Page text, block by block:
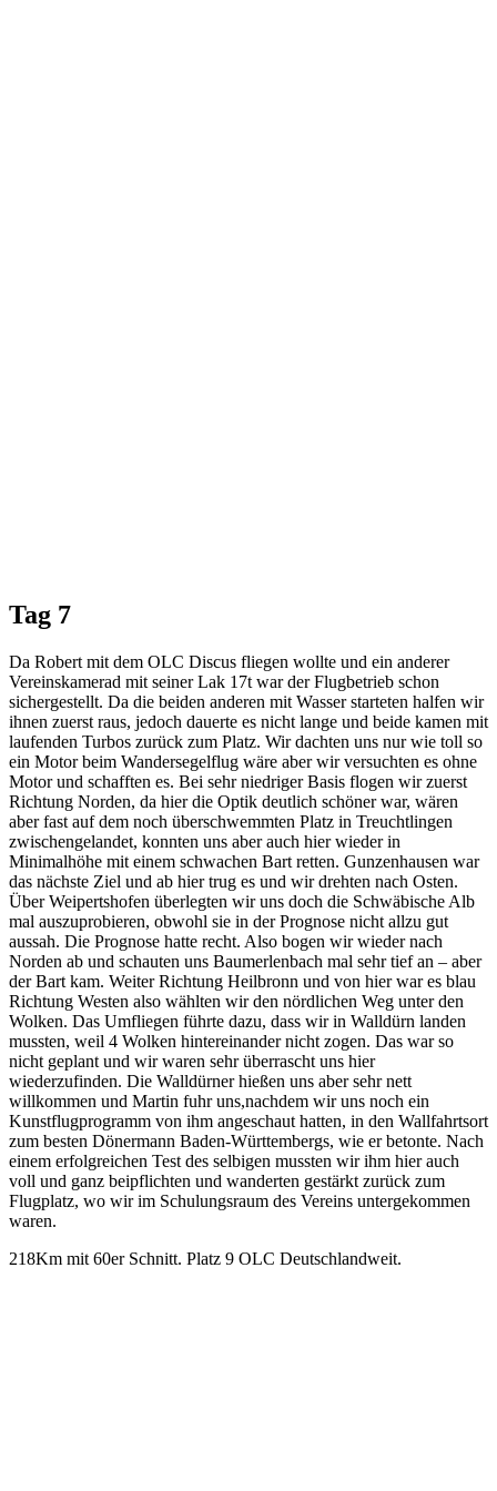
Tag 7
Da Robert mit dem OLC Discus fliegen wollte und ein anderer
Vereinskamerad mit seiner Lak 17t war der Flugbetrieb schon
sichergestellt. Da die beiden anderen mit Wasser starteten halfen wir
ihnen zuerst raus, jedoch dauerte es nicht lange und beide kamen mit
laufenden Turbos zurück zum Platz. Wir dachten uns nur wie toll so
ein Motor beim Wandersegelflug wäre aber wir versuchten es ohne
Motor und schafften es. Bei sehr niedriger Basis flogen wir zuerst
Richtung Norden, da hier die Optik deutlich schöner war, wären
aber fast auf dem noch überschwemmten Platz in Treuchtlingen
zwischengelandet, konnten uns aber auch hier wieder in
Minimalhöhe mit einem schwachen Bart retten. Gunzenhausen war
das nächste Ziel und ab hier trug es und wir drehten nach Osten.
Über Weipertshofen überlegten wir uns doch die Schwäbische Alb
mal auszuprobieren, obwohl sie in der Prognose nicht allzu gut
aussah. Die Prognose hatte recht. Also bogen wir wieder nach
Norden ab und schauten uns Baumerlenbach mal sehr tief an – aber
der Bart kam. Weiter Richtung Heilbronn und von hier war es blau
Richtung Westen also wählten wir den nördlichen Weg unter den
Wolken. Das Umfliegen führte dazu, dass wir in Walldürn landen
mussten, weil 4 Wolken hintereinander nicht zogen. Das war so
nicht geplant und wir waren sehr überrascht uns hier
wiederzufinden. Die Walldürner hießen uns aber sehr nett
willkommen und Martin fuhr uns,nachdem wir uns noch ein
Kunstflugprogramm von ihm angeschaut hatten, in den Wallfahrtsort
zum besten Dönermann Baden-Württembergs, wie er betonte. Nach
einem erfolgreichen Test des selbigen mussten wir ihm hier auch
voll und ganz beipflichten und wanderten gestärkt zurück zum
Flugplatz, wo wir im Schulungsraum des Vereins untergekommen
waren.
218Km mit 60er Schnitt. Platz 9 OLC Deutschlandweit.